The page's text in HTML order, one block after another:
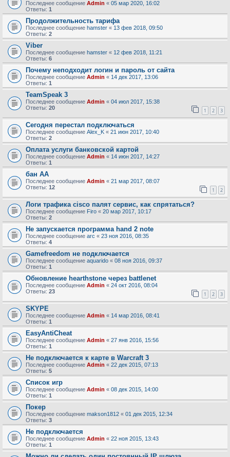
Последнее сообщение Admin « 05 мар 2020, 16:02
Ответы: 1
Продолжительность тарифа
Последнее сообщение hamster « 13 фев 2018, 09:50
Ответы: 2
Viber
Последнее сообщение hamster « 12 фев 2018, 11:21
Ответы: 6
Почему неподходит логин и пароль от сайта
Последнее сообщение Admin « 14 дек 2017, 13:06
Ответы: 1
TeamSpeak 3
Последнее сообщение Admin « 04 июл 2017, 15:38
Ответы: 20 1 2 3
Сегодня перестал подключаться
Последнее сообщение Alex_K « 21 июн 2017, 10:40
Ответы: 2
Оплата услуги банковской картой
Последнее сообщение Admin « 14 июн 2017, 14:27
Ответы: 1
бан АА
Последнее сообщение Admin « 21 мар 2017, 08:07
Ответы: 12 1 2
Логи трафика cisco палят сервис, как спрятаться?
Последнее сообщение Firo « 20 мар 2017, 10:17
Ответы: 2
Не запускается программа hand 2 note
Последнее сообщение arc « 23 ноя 2016, 08:35
Ответы: 4
Gamefreedom не подключается
Последнее сообщение aquarido « 08 ноя 2016, 09:37
Ответы: 1
Обновление hearthstone через battlenet
Последнее сообщение Admin « 24 окт 2016, 08:04
Ответы: 23 1 2 3
SKYPE
Последнее сообщение Admin « 14 мар 2016, 08:41
Ответы: 1
EasyAntiCheat
Последнее сообщение Admin « 27 янв 2016, 15:56
Ответы: 1
Не подключается к карте в Warcraft 3
Последнее сообщение Admin « 22 дек 2015, 07:13
Ответы: 5
Список игр
Последнее сообщение Admin « 08 дек 2015, 14:00
Ответы: 1
Покер
Последнее сообщение makson1812 « 01 дек 2015, 12:34
Ответы: 3
Не подключается
Последнее сообщение Admin « 22 ноя 2015, 13:43
Ответы: 1